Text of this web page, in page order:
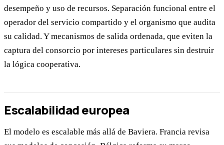
desempeño y uso de recursos. Separación funcional entre el
operador del servicio compartido y el organismo que audita
su calidad. Y mecanismos de salida ordenada, que eviten la
captura del consorcio por intereses particulares sin destruir
la lógica cooperativa.
Escalabilidad europea
El modelo es escalable más allá de Baviera. Francia revisa